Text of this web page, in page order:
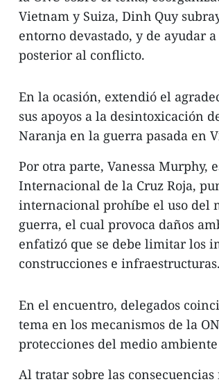
Vietnam y Suiza, Dinh Quy
entorno devastado, y de ayudar
posterior al conflicto.
En la ocasión, extendió el
sus apoyos a la desintoxicación
Naranja en la guerra pasada en
Por otra parte, Vanessa Murphy,
Internacional de la Cruz Roja,
internacional prohíbe el uso del
guerra, el cual provoca daños
enfatizó que se debe limitar los
construcciones e infraestructuras.
En el encuentro, delegados
tema en los mecanismos de la
protecciones del medio
Al tratar sobre las